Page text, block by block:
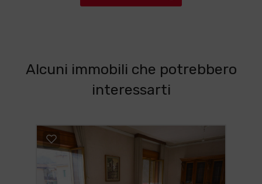
Alcuni immobili che potrebbero
interessarti